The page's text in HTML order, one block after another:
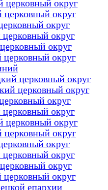
церковный округ
церковный округ
округ
округ
округ
церковный округ
церковный округ
церковный округ
округ
округ
церковный округ
церковный округ
округ
округ
округ
церковный округ
епархии